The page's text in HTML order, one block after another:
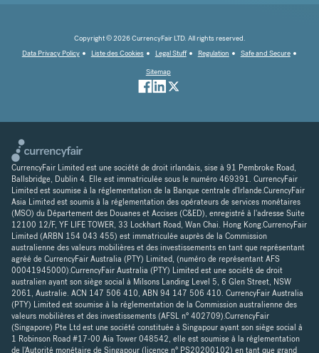
Copyright © 2026 CurrencyFair LTD. All rights reserved.
Data Privacy Policy
Liste des Cookies Legal Stuff Regulation
Safe and Secure
Sitemap
CurrencyFair Limited est une société de droit irlandais, sise à 91 Pembroke Road,
Ballsbridge, Dublin 4. Elle est immatriculée sous le numéro 469391. CurrencyFair
Limited est soumise à la réglementation de la Banque centrale d'Irlande.CurencyFair
Asia Limited est soumis à la réglementation des opérateurs de services monétaires
(MSO) du Département des Douanes et Accises (C&ED), enregistré à l'adresse Suite
12100 12/F, YF LIFE TOWER, 33 Lockhart Road, Wan Chai. Hong Kong.CurrencyFair
Limited (ARBN 154 043 455) est immatriculée auprès de la Commission
australienne des valeurs mobilières et des investissements en tant que représentant
agréé de CurrencyFair Australia (PTY) Limited, (numéro de représentant AFS
00041945000).CurrencyFair Australia (PTY) Limited est une société de droit
australien ayant son siège social à Milsons Landing Level 5, 6 Glen Street, NSW
2061, Australie. ACN 147 506 410, ABN 94 147 506 410. CurrencyFair Australia
(PTY) Limited est soumise à la réglementation de la Commission australienne des
valeurs mobilières et des investissements (AFSL n° 402709).CurrencyFair
(Singapore) Pte Ltd est une société constituée à Singapour ayant son siège social à
1 Robinson Road #17-00 Aia Tower 048542, elle est soumise à la réglementation
de l'Autorité monétaire de Singapour (licence n° PS20200102) en tant que grand